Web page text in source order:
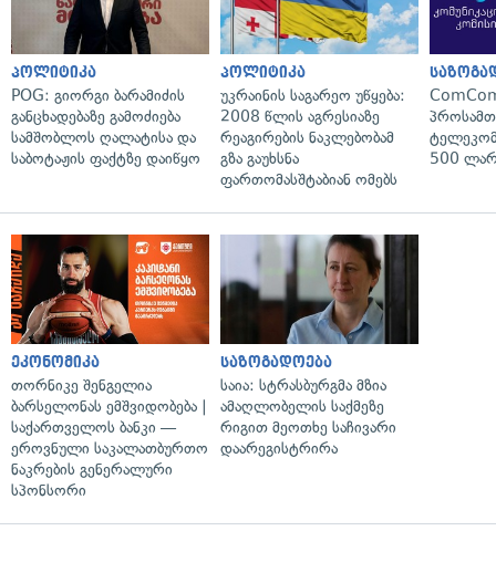
პოლიტიკა
POG: გიორგი ბარამიძის
განცხადებაზე გამოძიება
სამშობლოს ღალატისა და
საბოტაჟის ფაქტზე დაიწყო
პოლიტიკა
უკრაინის საგარეო უწყება:
2008 წლის აგრესიაზე
რეაგირების ნაკლებობამ
გზა გაუხსნა
ფართომასშტაბიან ომებს
500
ეკონომიკა
თორნიკე შენგელია
ბარსელონას ემშვიდობება |
საქართველოს ბანკი —
ეროვნული საკალათბურთო
ნაკრების გენერალური
სპონსორი
საზოგადოება
საია: სტრასბურგმა მზია
ამაღლობელის საქმეზე
რიგით მეოთხე საჩივარი
დაარეგისტრირა